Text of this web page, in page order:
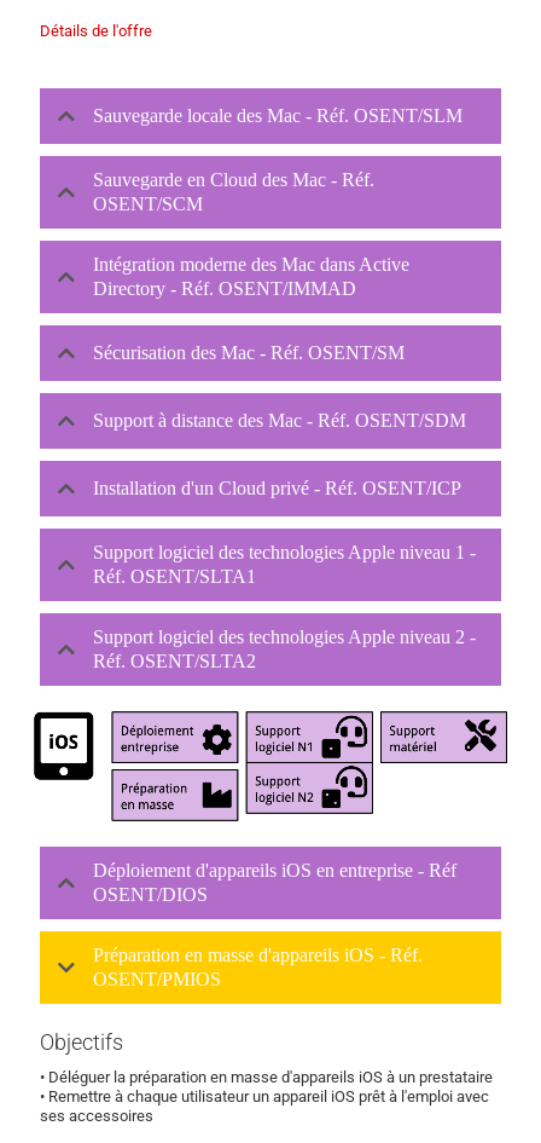
Détails de l'offre
Sauvegarde locale des Mac - Réf. OSENT/SLM
Sauvegarde en Cloud des Mac - Réf.
OSENT/SCM
Intégration moderne des Mac dans Active
Directory - Réf. OSENT/IMMAD
Sécurisation des Mac - Réf. OSENT/SM
Support à distance des Mac - Réf. OSENT/SDM
Installation d'un Cloud privé - Réf. OSENT/ICP
Support logiciel des technologies Apple niveau 1 -
Réf. OSENT/SLTA1
Support logiciel des technologies Apple niveau 2 -
Réf. OSENT/SLTA2
Déploiement d'appareils iOS en entreprise - Réf
OSENT/DIOS
Préparation en masse d'appareils iOS - Réf.
OSENT/PMIOS
Objectifs
• Déléguer la préparation en masse d'appareils iOS à un prestataire
• Remettre à chaque utilisateur un appareil iOS prêt à l'emploi avec
ses accessoires